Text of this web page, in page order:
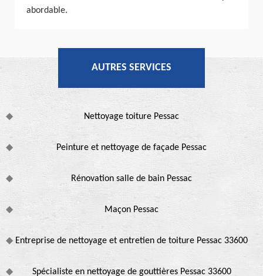
abordable.
AUTRES SERVICES
Nettoyage toiture Pessac
Peinture et nettoyage de façade Pessac
Rénovation salle de bain Pessac
Maçon Pessac
Entreprise de nettoyage et entretien de toiture Pessac 33600
Spécialiste en nettoyage de gouttières Pessac 33600